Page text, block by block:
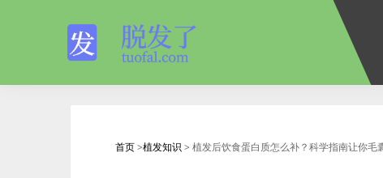
首页>植发知识 > 植发后饮食蛋白质怎么补？科学指南让你毛